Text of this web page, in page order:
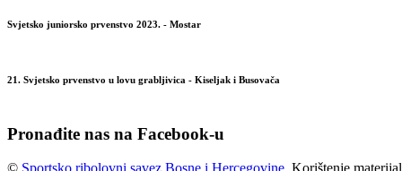
Svjetsko juniorsko prvenstvo 2023. - Mostar
21. Svjetsko prvenstvo u lovu grabljivica - Kiseljak i Busovača
Pronađite nas na Facebook-u